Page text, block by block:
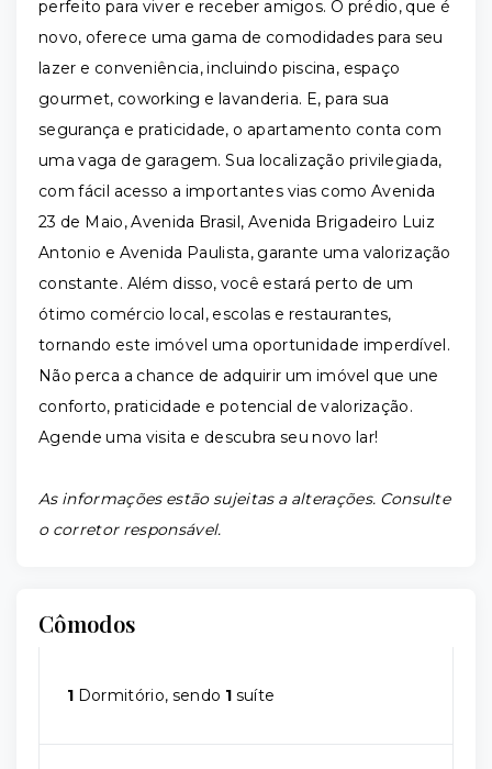
perfeito para viver e receber amigos. O prédio, que é
novo, oferece uma gama de comodidades para seu
lazer e conveniência, incluindo piscina, espaço
gourmet, coworking e lavanderia. E, para sua
segurança e praticidade, o apartamento conta com
uma vaga de garagem. Sua localização privilegiada,
com fácil acesso a importantes vias como Avenida
23 de Maio, Avenida Brasil, Avenida Brigadeiro Luiz
Antonio e Avenida Paulista, garante uma valorização
constante. Além disso, você estará perto de um
ótimo comércio local, escolas e restaurantes,
tornando este imóvel uma oportunidade imperdível.
Não perca a chance de adquirir um imóvel que une
conforto, praticidade e potencial de valorização.
Agende uma visita e descubra seu novo lar!
As informações estão sujeitas a alterações. Consulte
o corretor responsável.
Cômodos
1 Dormitório, sendo 1 suíte